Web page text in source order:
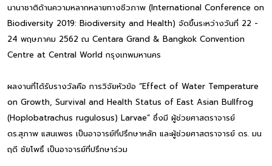
นานาชาติด้านความหลากหลายทางชีวภาพ (International Conference on
Biodiversity 2019: Biodiversity and Health) จัดขึ้นระหว่างวันที่ 22 -
24 พฤษภาคม 2562 ณ Centara Grand & Bangkok Convention
Centre at Central World กรุงเทพมหานคร
ผลงานที่ได้รับรางวัลคือ การวิจัยหัวข้อ “Effect of Water Temperature
on Growth, Survival and Health Status of East Asian Bullfrog
(Hoplobatrachus rugulosus) Larvae” ซึ่งมี ผู้ช่วยศาสตราจารย์
ดร.สุภาพ แสนเพชร เป็นอาจารย์ที่ปรึกษาหลัก และผู้ช่วยศาสตราจารย์ ดร. มน
ฤดี ชัยโพธิ์ เป็นอาจารย์ที่ปรึกษาร่วม